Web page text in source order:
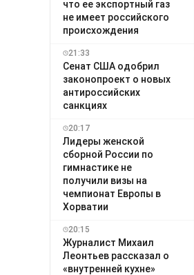
что ее экспортный газ
не имеет российского
происхождения
21:33
Сенат США одобрил
законопроект о новых
антироссийских
санкциях
20:17
Лидеры женской
сборной России по
гимнастике не
получили визы на
чемпионат Европы в
Хорватии
20:15
Журналист Михаил
Леонтьев рассказал о
«внутренней кухне»